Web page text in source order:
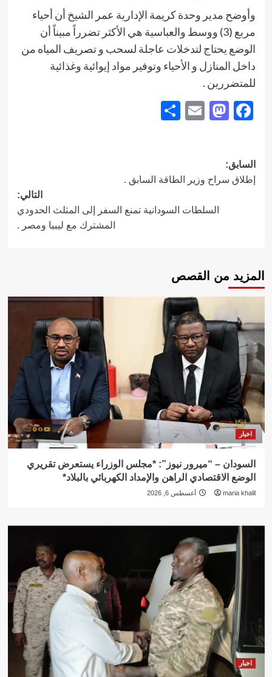
وأوضح مدير وحدة كريمة الإدارية عمر الشيخ أن أحياء
مربع (3) ووسط والعباسية هي الأكثر تضرراً مبيناً أن
الوضع يحتاج لتدخلات عاجلة لسحب و تصريف المياه من
داخل المنازل و الأحياء وتوفير مواد إيوائية وغذائية
للمتضررين .
Facebook
Mastodon
Email
تصفّح
المقالات
السابق:
إطلاق سراح وزير الطاقة السابق .
التالي:
السلطات السودانية تمنع السفر إلى المثلث الحدودي
المشترك مع ليبيا ومصر .
المزيد من القصص
اخبار
السودان – “ميرور نيوز”: *مجلس الوزراء يستعرض تقريري
الوضع الاقتصادي الراهن والإمداد الكهربائي بالبلاد*
maria khalil أغسطس 6, 2026
اخبار